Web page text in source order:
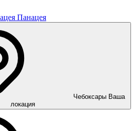
Панацея
Чебоксары Ваша
локация